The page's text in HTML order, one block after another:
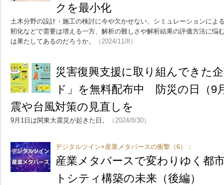
クを最小化
土木分野の設計・施工の検討に今や欠かせない、シミュレーションによ
靭化などで需要は増える一方、解析の難しさや解析結果の評価方法に悩
は果たしてあるのだろうか。
（2024/11/8）
災害復興支援に取り組んできた
ド」を無料配布中 防災の日（9
震や台風対策の見直しを
9月1日は関東大震災が起きた日。 （2024/8/30）
デジタルツイン×産業メタバースの衝撃（6）：
産業メタバースで変わりゆく都
トシティ構築の未来（後編）